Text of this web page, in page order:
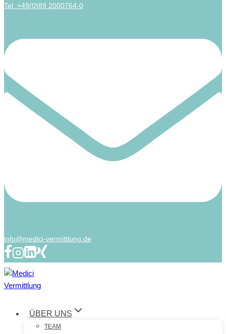
Tel :+49(0)89 2000764-0
info@medici-vermittlung.de
ÜBER UNS
TEAM